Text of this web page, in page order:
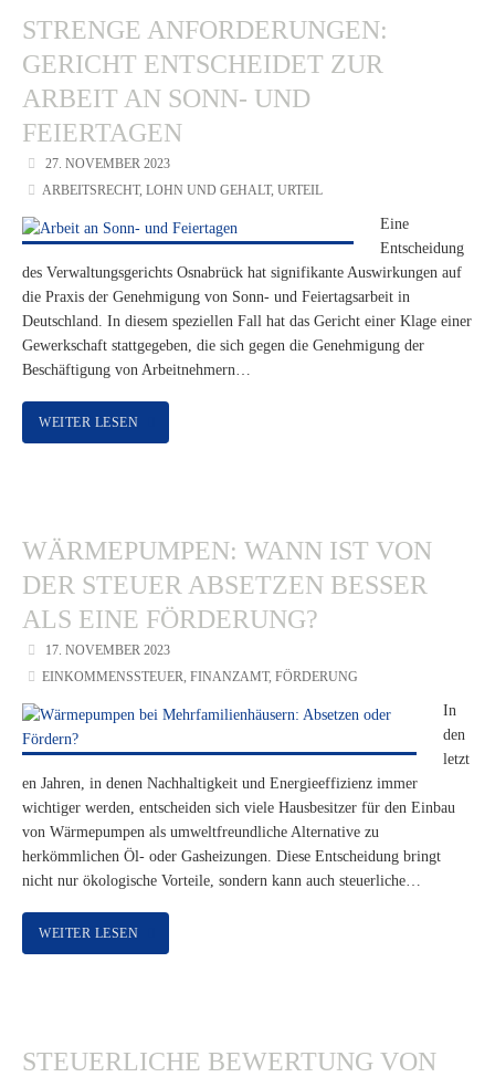
STRENGE ANFORDERUNGEN:
GERICHT ENTSCHEIDET ZUR
ARBEIT AN SONN- UND
FEIERTAGEN
27. NOVEMBER 2023
ARBEITSRECHT, LOHN UND GEHALT, URTEIL
Eine
Entscheidung
des Verwaltungsgerichts Osnabrück hat signifikante Auswirkungen auf
die Praxis der Genehmigung von Sonn- und Feiertagsarbeit in
Deutschland. In diesem speziellen Fall hat das Gericht einer Klage einer
Gewerkschaft stattgegeben, die sich gegen die Genehmigung der
Beschäftigung von Arbeitnehmern…
WEITER LESEN
WÄRMEPUMPEN: WANN IST VON
DER STEUER ABSETZEN BESSER
ALS EINE FÖRDERUNG?
17. NOVEMBER 2023
EINKOMMENSSTEUER, FINANZAMT, FÖRDERUNG
In
den
letzt
en Jahren, in denen Nachhaltigkeit und Energieeffizienz immer
wichtiger werden, entscheiden sich viele Hausbesitzer für den Einbau
von Wärmepumpen als umweltfreundliche Alternative zu
herkömmlichen Öl- oder Gasheizungen. Diese Entscheidung bringt
nicht nur ökologische Vorteile, sondern kann auch steuerliche…
WEITER LESEN
STEUERLICHE BEWERTUNG VON